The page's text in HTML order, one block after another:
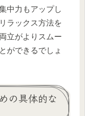
中力もアップし
ラックス方法を
立がよりスムー
ができるでしょ
の具体的な